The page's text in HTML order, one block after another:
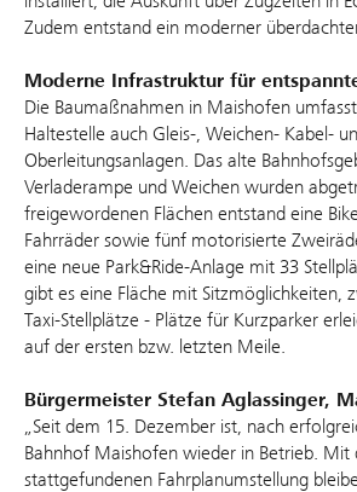
Zudem entstand ein moderner
Moderne Infrastruktur für
Die Baumaßnahmen in Maishofen
Haltestelle auch Gleis-, Weichen- Kabel-
Oberleitungsanlagen. Das alte
Verladerampe und Weichen wurden
freigewordenen Flächen entstand eine
Fahrräder sowie fünf motorisierte
eine neue Park&Ride-Anlage mit 33
gibt es eine Fläche mit Sitzmöglichkeiten,
Taxi-Stellplätze - Plätze für Kurzparker
auf der ersten bzw. letzten Meile.
Bürgermeister Stefan Aglassinger,
„Seit dem 15. Dezember ist, nach
Bahnhof Maishofen wieder in Betrieb. Mit
stattgefundenen Fahrplanumstellung